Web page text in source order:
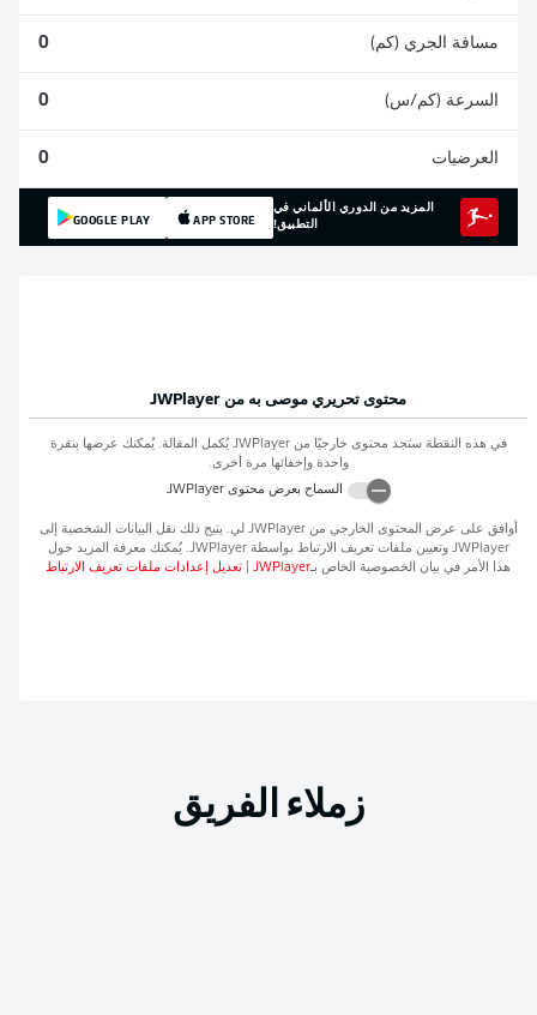
مسافة الجري (كم) 0
السرعة (كم/س) 0
العرضيات 0
المزيد من الدوري الألماني في
التطبيق!
APP STORE
GOOGLE PLAY
محتوى تحريري موصى به من JWPlayer
في هذه النقطة ستجد محتوى خارجيًا منJWPlayer يُكمل المقالة. يُمكنك عرضها بنقرة
واحدة وإخفائها مرة أخرى.
السماح بعرض محتوىJWPlayer
أوافق على عرض المحتوى الخارجي منJWPlayer لي. يتيح ذلك نقل البيانات الشخصية إلى
JWPlayer وتعيين ملفات تعريف الارتباط بواسطةJWPlayer. يُمكنك معرفة المزيد حول
هذا الأمر في بيان الخصوصية الخاص بـJWPlayer تعديل إعدادات ملفات تعريف الارتباط
زملاء الفريق